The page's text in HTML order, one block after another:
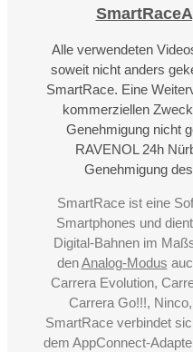
Alle verwendeten
soweit nicht anders
SmartRace. Eine
kommerziellen
Genehmigung nicht
RAVENOL 24h
Genehmigung
SmartRace ist eine
Smartphones und
Digital-Bahnen im
denAnalog-Modus
Carrera Evolution,
Carrera Go!!!,
SmartRace verbindet
dem AppConnect-